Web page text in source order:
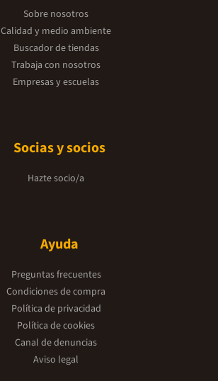
Sobre nosotros
Calidad y medio ambiente
Buscador de tiendas
Trabaja con nosotros
Empresas y escuelas
Socias y socios
Hazte socio/a
Ayuda
Preguntas frecuentes
Condiciones de compra
Política de privacidad
Política de cookies
Canal de denuncias
Aviso legal